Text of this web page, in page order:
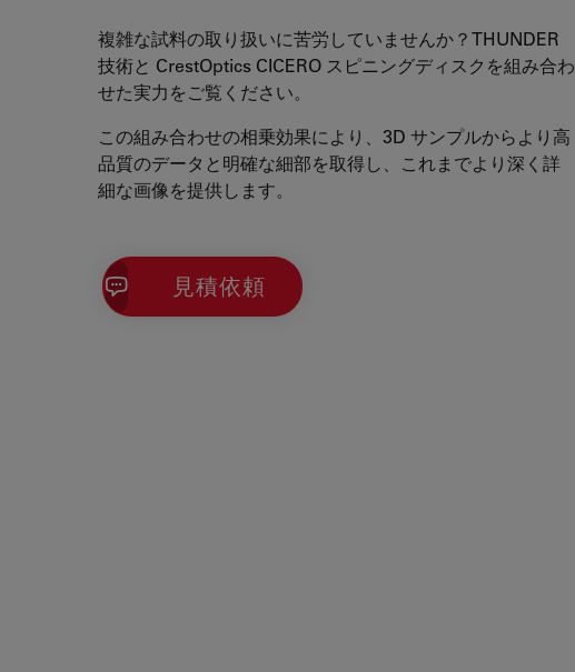
複雑な試料の取り扱いに苦労していませんか？THUNDER
技術と CrestOptics CICERO スピニングディスクを組み合わ
せた実力をご覧ください。
この組み合わせの相乗効果により、3D サンプルからより高
品質のデータと明確な細部を取得し、これまでより深く詳
細な画像を提供します。
見積依頼